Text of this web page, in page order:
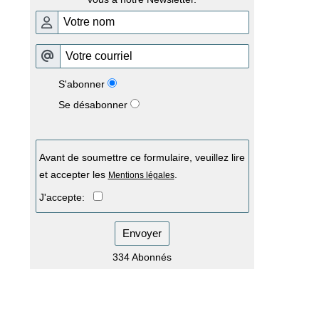
S'abonner
Se désabonner
Avant de soumettre ce formulaire, veuillez lire
et accepter les Mentions légales.
J'accepte:
Envoyer
334 Abonnés